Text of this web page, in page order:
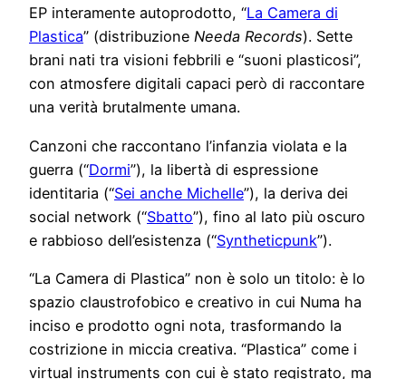
EP interamente autoprodotto, “La Camera di
Plastica” (distribuzione Needa Records). Sette
brani nati tra visioni febbrili e “suoni plasticosi”,
con atmosfere digitali capaci però di raccontare
una verità brutalmente umana.
Canzoni che raccontano l’infanzia violata e la
guerra (“Dormi”), la libertà di espressione
identitaria (“Sei anche Michelle”), la deriva dei
social network (“Sbatto”), fino al lato più oscuro
e rabbioso dell’esistenza (“Syntheticpunk”).
“La Camera di Plastica” non è solo un titolo: è lo
spazio claustrofobico e creativo in cui Numa ha
inciso e prodotto ogni nota, trasformando la
costrizione in miccia creativa. “Plastica” come i
virtual instruments con cui è stato registrato, ma